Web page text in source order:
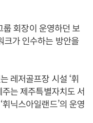
회장이 운영하던 보
크가 인수하는 방안을
레저골프장 시설 ‘휘
는 제주특별자치도 서
닉스아일랜드’의 운영